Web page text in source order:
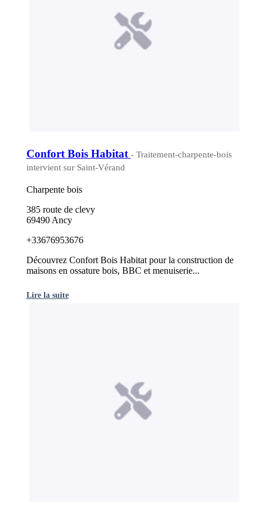
Confort Bois Habitat - Traitement-charpente-bois
intervient sur Saint-Vérand
Charpente bois
385 route de clevy
69490 Ancy
+33676953676
Découvrez Confort Bois Habitat pour la construction de
maisons en ossature bois, BBC et menuiserie...
Lire la suite